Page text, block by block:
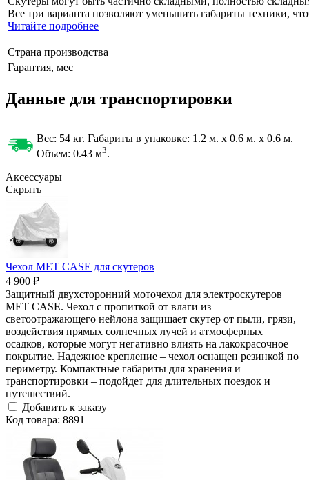
Все три варианта позволяют уменьшить габариты техники,
Читайте подробнее
Страна производства
Гарантия, мес
Данные для транспортировки
Вес: 54 кг. Габариты в упаковке: 1.2 м. x 0.6 м. x 0.6 м.
Объем: 0.43 м3.
Аксессуары
Скрыть
Чехол MET CASE для скутеров
4 900 ₽
Защитный двухсторонний моточехол для электроскутеров
MET CASE. Чехол с пропиткой от влаги из
светоотражающего нейлона защищает скутер от пыли, грязи,
воздействия прямых солнечных лучей и атмосферных
осадков, которые могут негативно влиять на лакокрасочное
покрытие. Надежное крепление – чехол оснащен резинкой по
периметру. Компактные габариты для хранения и
транспортировки – подойдет для длительных поездок и
путешествий.
Добавить к заказу
Код товара: 8891